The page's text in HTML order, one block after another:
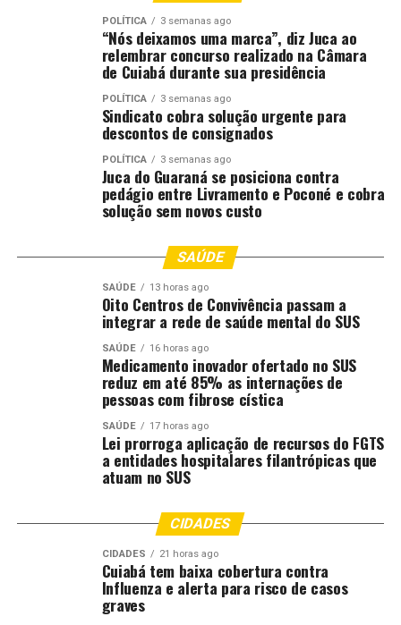
POLÍTICA 3 semanas ago
“Nós deixamos uma marca”, diz Juca ao
relembrar concurso realizado na Câmara
de Cuiabá durante sua presidência
POLÍTICA 3 semanas ago
Sindicato cobra solução urgente para
descontos de consignados
POLÍTICA 3 semanas ago
Juca do Guaraná se posiciona contra
pedágio entre Livramento e Poconé e cobra
solução sem novos custo
SAÚDE
SAÚDE 13 horas ago
Oito Centros de Convivência passam a
integrar a rede de saúde mental do SUS
SAÚDE 16 horas ago
Medicamento inovador ofertado no SUS
reduz em até 85% as internações de
pessoas com fibrose cística
SAÚDE 17 horas ago
Lei prorroga aplicação de recursos do FGTS
a entidades hospitalares filantrópicas que
atuam no SUS
CIDADES
CIDADES 21 horas ago
Cuiabá tem baixa cobertura contra
Influenza e alerta para risco de casos
graves